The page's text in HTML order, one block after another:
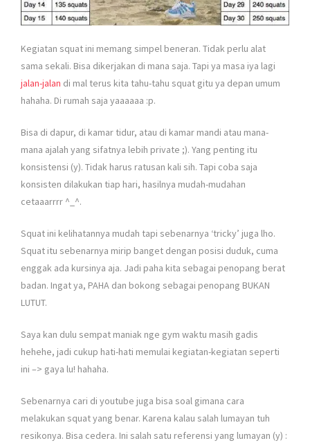
Kegiatan squat ini memang simpel beneran. Tidak perlu alat
sama sekali. Bisa dikerjakan di mana saja. Tapi ya masa iya lagi
jalan-jalan di mal terus kita tahu-tahu squat gitu ya depan umum
hahaha. Di rumah saja yaaaaaa :p.
Bisa di dapur, di kamar tidur, atau di kamar mandi atau mana-
mana ajalah yang sifatnya lebih private ;). Yang penting itu
konsistensi (y). Tidak harus ratusan kali sih. Tapi coba saja
konsisten dilakukan tiap hari, hasilnya mudah-mudahan
cetaaarrrr ^_^.
Squat ini kelihatannya mudah tapi sebenarnya ‘tricky’ juga lho.
Squat itu sebenarnya mirip banget dengan posisi duduk, cuma
enggak ada kursinya aja. Jadi paha kita sebagai penopang berat
badan. Ingat ya, PAHA dan bokong sebagai penopang BUKAN
LUTUT.
Saya kan dulu sempat maniak nge gym waktu masih gadis
hehehe, jadi cukup hati-hati memulai kegiatan-kegiatan seperti
ini –> gaya lu! hahaha.
Sebenarnya cari di youtube juga bisa soal gimana cara
melakukan squat yang benar. Karena kalau salah lumayan tuh
resikonya. Bisa cedera. Ini salah satu referensi yang lumayan (y) :